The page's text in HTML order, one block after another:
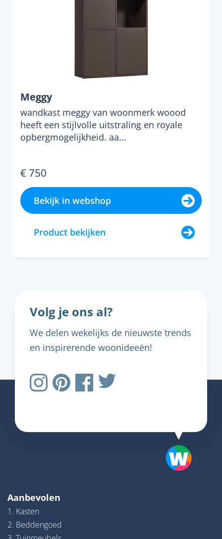
Meggy
wandkast meggy van woonmerk woood
heeft een stijlvolle uitstraling en royale
opbergmogelijkheid. aa...
€ 750
Bekijk in webshop
Product bekijken
Volg je ons al?
We delen wekelijks de nieuwste trends
en inspirerende woonideeën!
Aanbevolen
1. Kasten
2. Beddengoed